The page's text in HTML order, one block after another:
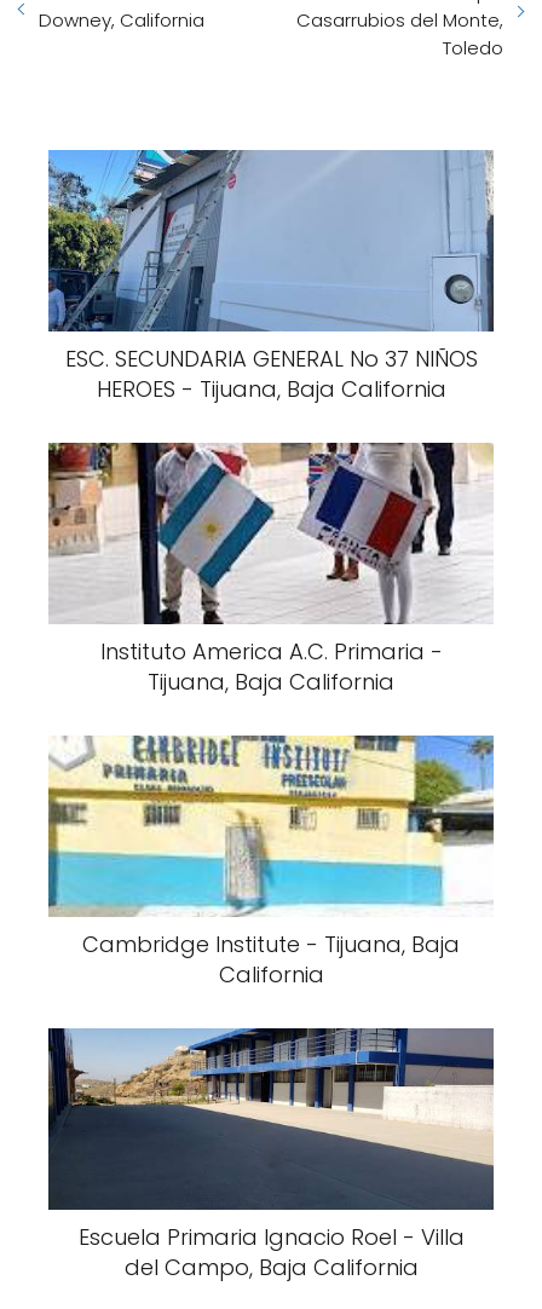
Downey, California
Casarrubios del Monte,
Toledo
ESC. SECUNDARIA GENERAL No 37 NIÑOS
HEROES - Tijuana, Baja California
Instituto America A.C. Primaria -
Tijuana, Baja California
Cambridge Institute - Tijuana, Baja
California
Escuela Primaria Ignacio Roel - Villa
del Campo, Baja California